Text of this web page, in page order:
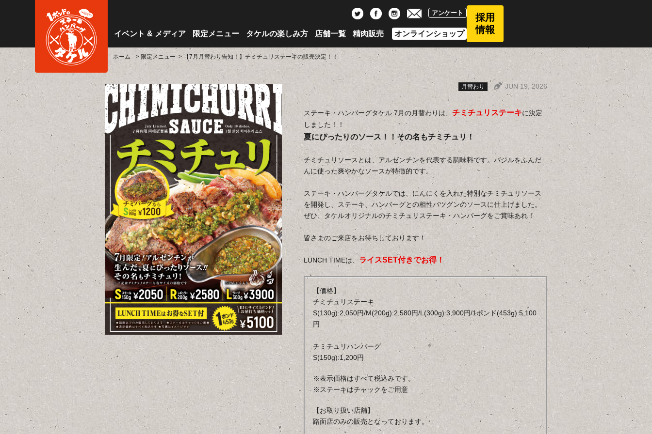
アンケート
イベント & メディア 限定メニュー タケルの楽しみ方 店舗一覧 精肉販売 オンラインショップ
採用
情報
ホーム > 限定メニュー > 【7月月替わり告知！】チミチュリステーキの販売決定！！
JUN 19, 2026
ステーキ・ハンバーグタケル 7月の月替わりは、チミチュリステーキに決定
しました！！
夏にぴったりのソース！！その名もチミチュリ！
チミチュリソースとは、アルゼンチンを代表する調味料です。バジルをふんだ
んに使った爽やかなソースが特徴的です。
ステーキ・ハンバーグタケルでは、にんにくを入れた特別なチミチュリソース
を開発し、ステーキ、ハンバーグとの相性バツグンのソースに仕上げました。
ぜひ、タケルオリジナルのチミチュリステーキ・ハンバーグをご賞味あれ！
皆さまのご来店をお待ちしております！
LUNCH TIMEは、 ライスSET付きでお得！
【価格】
チミチュリステーキ
S(130g):2,050円/M(200g):2,580円/L(300g):3,900円/1ポンド(453g):5,100
円
チミチュリハンバーグ
S(150g):1,200円
※表示価格はすべて税込みです。
※ステーキはチャックをご用意
【お取り扱い店舗】
路面店のみの販売となっております。